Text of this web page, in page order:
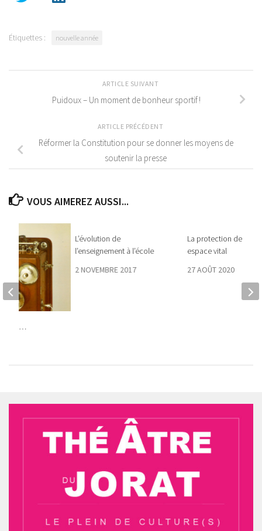
Étiquettes : nouvelle année
ARTICLE SUIVANT
Puidoux – Un moment de bonheur sportif !
ARTICLE PRÉCÉDENT
Réformer la Constitution pour se donner les moyens de
soutenir la presse
VOUS AIMEREZ AUSSI...
L’évolution de
l’enseignement à l’école
2 NOVEMBRE 2017
La protection de notre
espace vital
27 AOÛT 2020
qui…